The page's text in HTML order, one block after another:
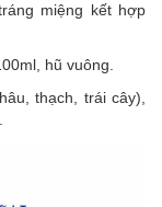
miệng kết hợp
hũ vuông.
thạch, trái cây),